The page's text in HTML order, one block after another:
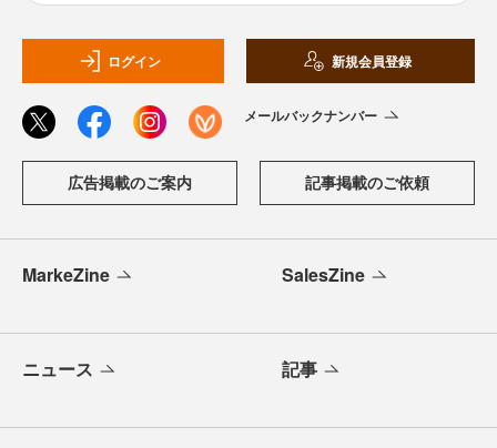
ログイン 新規会員登録
メールバックナンバー
広告掲載のご案内 記事掲載のご依頼
MarkeZine SalesZine
ニュース 記事